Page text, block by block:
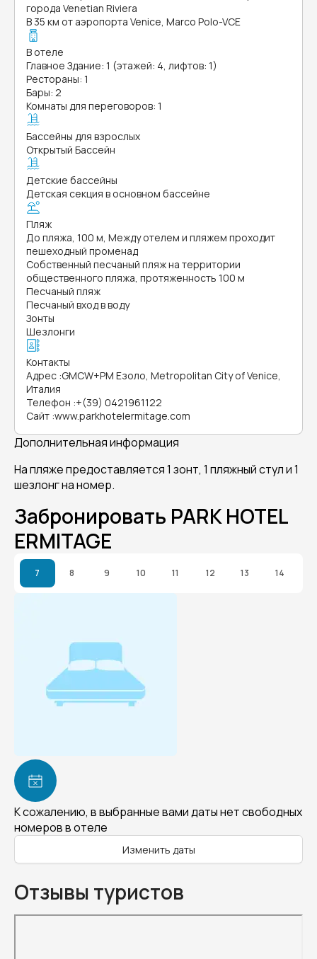
города Venetian Riviera
В 35 км от аэропорта Venice, Marco Polo-VCE
В отеле
Главное Здание: 1 (этажей: 4, лифтов: 1)
Рестораны: 1
Бары: 2
Комнаты для переговоров: 1
Бассейны для взрослых
Открытый Бассейн
Детские бассейны
Детская секция в основном бассейне
Пляж
До пляжа, 100 м, Между отелем и пляжем проходит
пешеходный променад
Собственный песчаный пляж на территории
общественного пляжа, протяженность 100 м
Песчаный пляж
Песчаный вход в воду
Зонты
Шезлонги
Контакты
Адрес :GMCW+PM Езоло, Metropolitan City of Venice,
Италия
Телефон :+(39) 0421961122
Сайт :www.parkhotelermitage.com
Дополнительная информация
На пляже предоставляется 1 зонт, 1 пляжный стул и 1
шезлонг на номер.
Забронировать PARK HOTEL
ERMITAGE
7 8 9 10 11 12 13 14
К сожалению, в выбранные вами даты нет свободных
номеров в отеле
Изменить даты
Отзывы туристов